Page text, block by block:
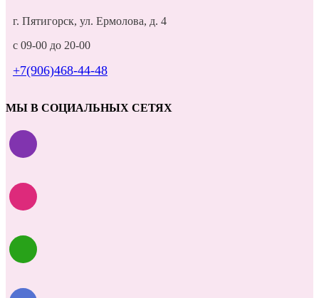
г. Пятигорск, ул. Ермолова, д. 4
с 09-00 до 20-00
+7(906)468-44-48
МЫ В СОЦИАЛЬНЫХ СЕТЯХ